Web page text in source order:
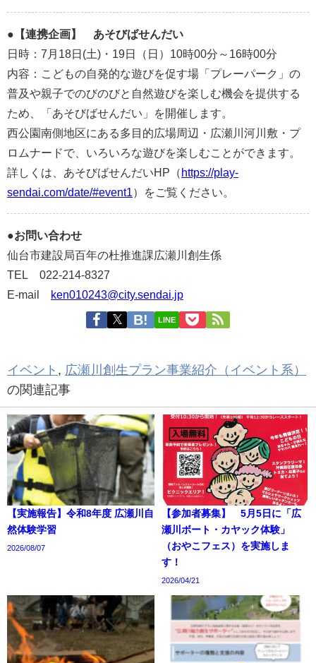
●【連携企画】 あそびばせんだい
日時：7月18日(土)・19日（日）10時00分～16時00分
内容：こどもの自発的な遊びを促す場「プレーパーク」の
普及や親子でのびのびと自然遊びを楽しむ機会を提供する
ため、「あそびばせんだい」を開催します。
西公園南側地区にある多目的広場周辺・広瀬川河川敷・プ
ロムナードで、いろいろな遊びを楽しむことができます。
詳しくは、あそびばせんだいHP（ https://play-
sendai.com/date/#event1 ）をご覧ください。
●お問い合わせ
仙台市建設局百年の杜推進課広瀬川創生係
TEL 022-214-8327
E-mail
ken010243@city.sendai.jp
LINE
イベント , 広瀬川創生プラン事業紹介（イベント系）
の関連記事
【実施報告】令和8年度 広瀬川自
然体験学習
2026/08/07
【参加者募集】 5月5日に「広
瀬川ボート・カヤック体験」
（おやこフェス）を実施しま
す！
2026/04/21